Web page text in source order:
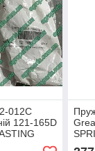
012C
121-165D
ROD